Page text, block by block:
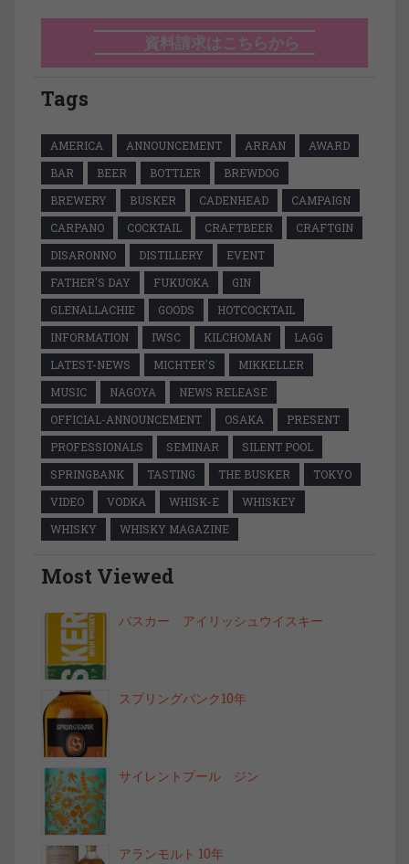
資料請求はこちらから
Tags
AMERICA ANNOUNCEMENT ARRAN
AWARD
BAR
BEER BOTTLER
BREWDOG
BREWERY
BUSKER CADENHEAD
CAMPAIGN
CARPANO
COCKTAIL CRAFTBEER
CRAFTGIN
DISARONNO
DISTILLERY
EVENT
FATHER'S DAY
FUKUOKA
GIN
GLENALLACHIE
GOODS
HOTCOCKTAIL
INFORMATION
IWSC KILCHOMAN
LAGG
LATEST-NEWS
MICHTER'S
MIKKELLER
MUSIC
NAGOYA
NEWS RELEASE
OFFICIAL-ANNOUNCEMENT
OSAKA
PRESENT
PROFESSIONALS
SEMINAR
SILENT POOL
SPRINGBANK
TASTING THE BUSKER
TOKYO
VIDEO
VODKA WHISK-E
WHISKEY
WHISKY
WHISKY MAGAZINE
Most Viewed
バスカー アイリッシュウイスキー
スプリングバンク10年
サイレントプール ジン
アランモルト 10年